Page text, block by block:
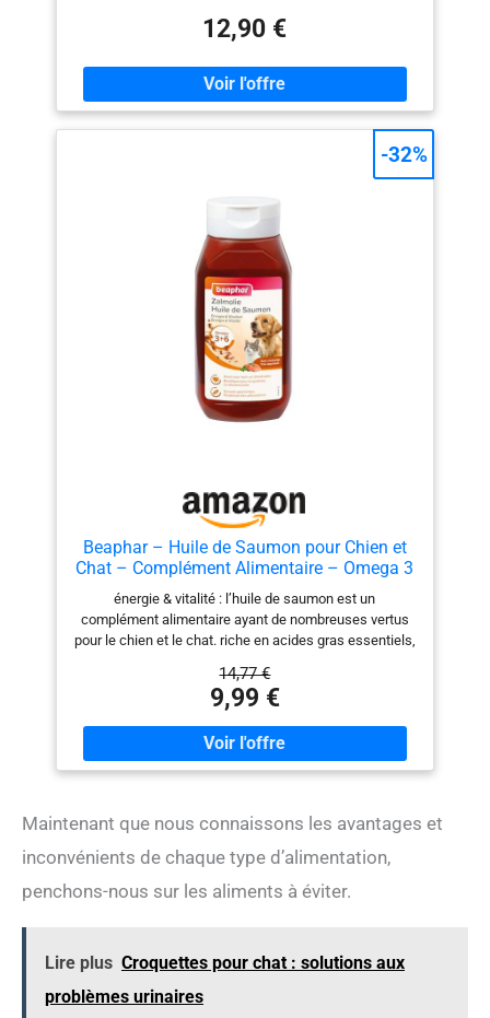
huile de saumon convient à toutes les races, à poils
longs et à poils courts, et contient des acides gras
oméga-3 et oméga-6 pour maintenir une peau saine. CE
QUI RESTE DEHORS : En tant que propriétaires de
chiens et de chats, nous savons à quel point la bonne
qualité et la fraîcheur sont importantes. Les tests sur
les animaux et les additifs artificiels sont un véritable
NON ! C'est pourquoi nous vous proposons un produit
sucre ou colorants ! ALIMENTATION ULTRA-LÉGÈRE :
Notre huile de saumon se mélange très facilement à la
nourriture sèche ou humide et convient
particulièrement à l'alimentation BARF. RECOMMANDÉ
PAR LES EXPERTS EN NUTRITION ANIMALE : Tous nos
produits ont été développés en collaboration avec des
naturopathes animaliers certifiés qui font confiance à
nos produits pour le traitement des animaux de
compagnie.
12,90 €
Beaphar – Huile de Saumon pour Chien et
Chat – Complément Alimentaire – Omega 3
et 6 – Bénéfique sur Le système Cardio-
vasculaire, Le Pelage et Les articulations –
Apport énergétique – 430 ML
énergie & vitalité : l’huile de saumon est un
complément alimentaire ayant de nombreuses vertus
pour le chien et le chat. riche en acides gras essentiels,
excellente santé : recommandée pour un pelage
brillant, elle soutient le fonctionnement du système
cardiovasculaire et favorise la mobilité des
articulations chez nos chiens et nos chats. conseils
d’utilisation : administrer l'huile 1 fois par jour sur la
provoque pas de surpoids. composition : l’huile de
saumon, issue d’une pêche durable, est une matière
première savoureuse et riche en énergie contenant une
source d’acides gras essentiels tels que des oméga 3
beaphar donne accès à des soins et des produits de
qualité à prix abordables à tous les propriétaires
d’animaux. Volume du colis: 430.0 milliliters Poids du
14,77 €
9,99 €
-32%
Maintenant que nous connaissons les avantages et
inconvénients de chaque type d’alimentation,
penchons-nous sur les aliments à éviter.
Lire plus Croquettes pour chat : solutions aux
problèmes urinaires